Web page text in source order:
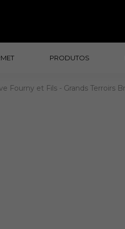
PRODUTOS
Fourny et Fils - Grands Terroirs